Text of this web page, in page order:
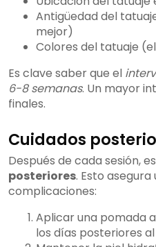
Antigüedad del
mejor)
Colores del tatuaje
Es clave saber que el
6-8 semanas. Un mayor
finales.
Cuidados
Después de cada sesión,
posteriores. Esto
complicaciones:
Aplicar una pomada
los días posteriores